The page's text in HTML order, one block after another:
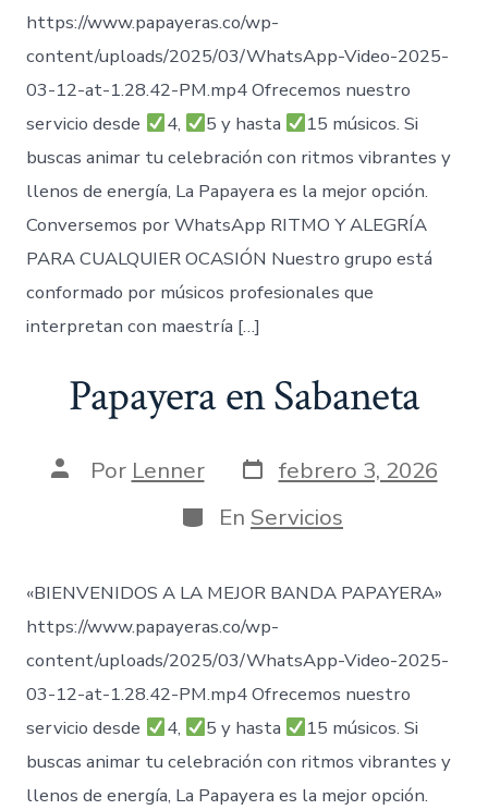
https://www.papayeras.co/wp-
content/uploads/2025/03/WhatsApp-Video-2025-
03-12-at-1.28.42-PM.mp4 Ofrecemos nuestro
servicio desde
4, 5 y hasta
15 músicos. Si
buscas animar tu celebración con ritmos vibrantes y
llenos de energía, La Papayera es la mejor opción.
Conversemos por WhatsApp RITMO Y ALEGRÍA
PARA CUALQUIER OCASIÓN Nuestro grupo está
conformado por músicos profesionales que
interpretan con maestría […]
Papayera en Sabaneta
AutorPor Lenner Fecha
de
publicación
febrero 3, 2026
Categorías
En Servicios
«BIENVENIDOS A LA MEJOR BANDA PAPAYERA»
https://www.papayeras.co/wp-
content/uploads/2025/03/WhatsApp-Video-2025-
03-12-at-1.28.42-PM.mp4 Ofrecemos nuestro
servicio desde
4, 5 y hasta
15 músicos. Si
buscas animar tu celebración con ritmos vibrantes y
llenos de energía, La Papayera es la mejor opción.